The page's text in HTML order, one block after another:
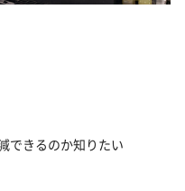
できるのか知りたい